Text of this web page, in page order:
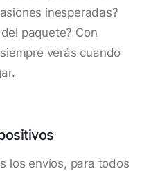
inesperadas?
paquete? Con
verás cuando
los envíos, para todos